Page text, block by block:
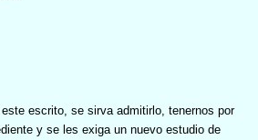
escrito, se sirva admitirlo, tenernos por
y se les exiga un nuevo estudio de